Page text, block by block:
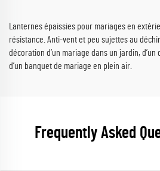
Lanternes épaissies pour mariages en
résistance. Anti-vent et peu sujettes au
décoration d’un mariage dans un jardin,
d’un banquet de mariage en plein air.
Frequently Asked